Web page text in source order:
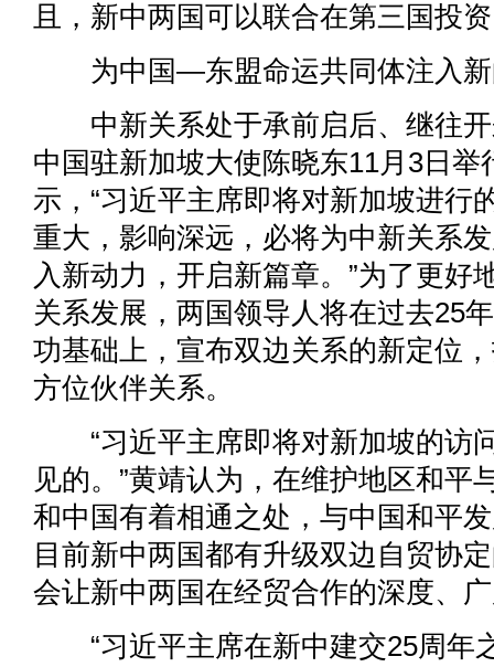
且，新中两国可以联合在第三国投
为中国—东盟命运共同体注入新
中新关系处于承前启后、继往开
中国驻新加坡大使陈晓东11月3日举
示，“习近平主席即将对新加坡进行
重大，影响深远，必将为中新关系
入新动力，开启新篇章。”为了更好
关系发展，两国领导人将在过去25
功基础上，宣布双边关系的新定位
方位伙伴关系。
“习近平主席即将对新加坡的访
见的。”黄靖认为，在维护地区和平
和中国有着相通之处，与中国和平
目前新中两国都有升级双边自贸协
会让新中两国在经贸合作的深度、
“习近平主席在新中建交25周年